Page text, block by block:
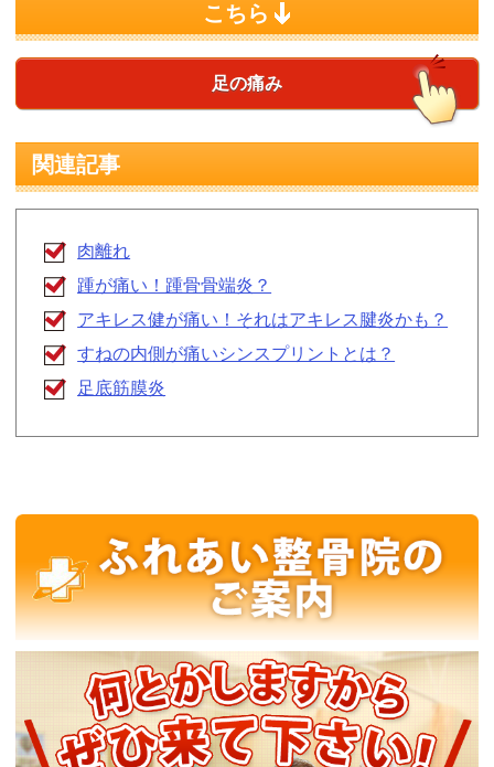
こちら
足の痛み
関連記事
肉離れ
踵が痛い！踵骨骨端炎？
アキレス健が痛い！それはアキレス腱炎かも？
すねの内側が痛いシンスプリントとは？
足底筋膜炎